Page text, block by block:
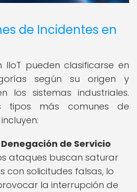
de Incidentes en
IIoT pueden clasificarse en
según su origen y
los sistemas industriales.
tipos más comunes de
de Servicio
ataques buscan saturar
con solicitudes falsas, lo
la interrupción de